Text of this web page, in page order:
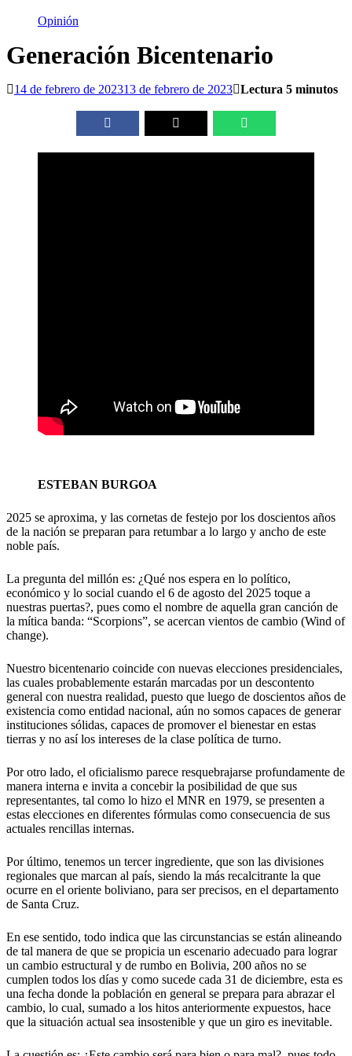
Opinión
Generación Bicentenario
14 de febrero de 202313 de febrero de 2023 Lectura 5 minutos
ESTEBAN BURGOA
2025 se aproxima, y las cornetas de festejo por los doscientos años
de la nación se preparan para retumbar a lo largo y ancho de este
noble país.
La pregunta del millón es: ¿Qué nos espera en lo político,
económico y lo social cuando el 6 de agosto del 2025 toque a
nuestras puertas?, pues como el nombre de aquella gran canción de
la mítica banda: “Scorpions”, se acercan vientos de cambio (Wind of
change).
Nuestro bicentenario coincide con nuevas elecciones presidenciales,
las cuales probablemente estarán marcadas por un descontento
general con nuestra realidad, puesto que luego de doscientos años de
existencia como entidad nacional, aún no somos capaces de generar
instituciones sólidas, capaces de promover el bienestar en estas
tierras y no así los intereses de la clase política de turno.
Por otro lado, el oficialismo parece resquebrajarse profundamente de
manera interna e invita a concebir la posibilidad de que sus
representantes, tal como lo hizo el MNR en 1979, se presenten a
estas elecciones en diferentes fórmulas como consecuencia de sus
actuales rencillas internas.
Por último, tenemos un tercer ingrediente, que son las divisiones
regionales que marcan al país, siendo la más recalcitrante la que
ocurre en el oriente boliviano, para ser precisos, en el departamento
de Santa Cruz.
En ese sentido, todo indica que las circunstancias se están alineando
de tal manera de que se propicia un escenario adecuado para lograr
un cambio estructural y de rumbo en Bolivia, 200 años no se
cumplen todos los días y como sucede cada 31 de diciembre, esta es
una fecha donde la población en general se prepara para abrazar el
cambio, lo cual, sumado a los hitos anteriormente expuestos, hace
que la situación actual sea insostenible y que un giro es inevitable.